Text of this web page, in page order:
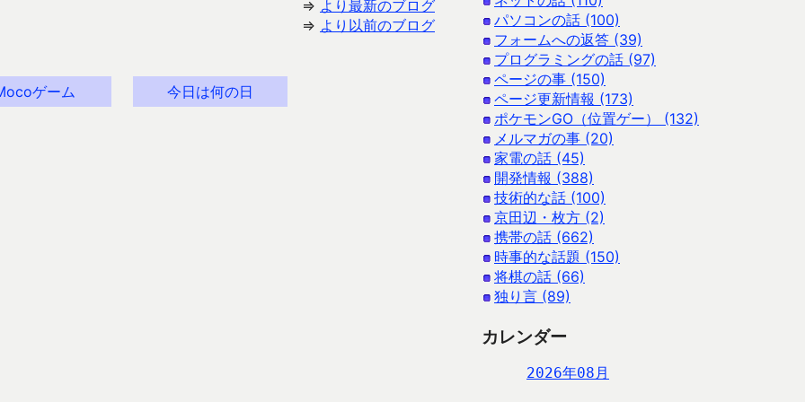
⇒ より最新のブログ
⇒ より以前のブログ
ゲーム 今日は何の日
パソコンの話 (100)
フォームへの返答 (39)
プログラミングの話 (97)
ページの事 (150)
ページ更新情報 (173)
ポケモンGO（位置ゲー） (132)
メルマガの事 (20)
家電の話 (45)
開発情報 (388)
技術的な話 (100)
京田辺・枚方 (2)
携帯の話 (662)
時事的な話題 (150)
将棋の話 (66)
独り言 (89)
カレンダー
2026年08月